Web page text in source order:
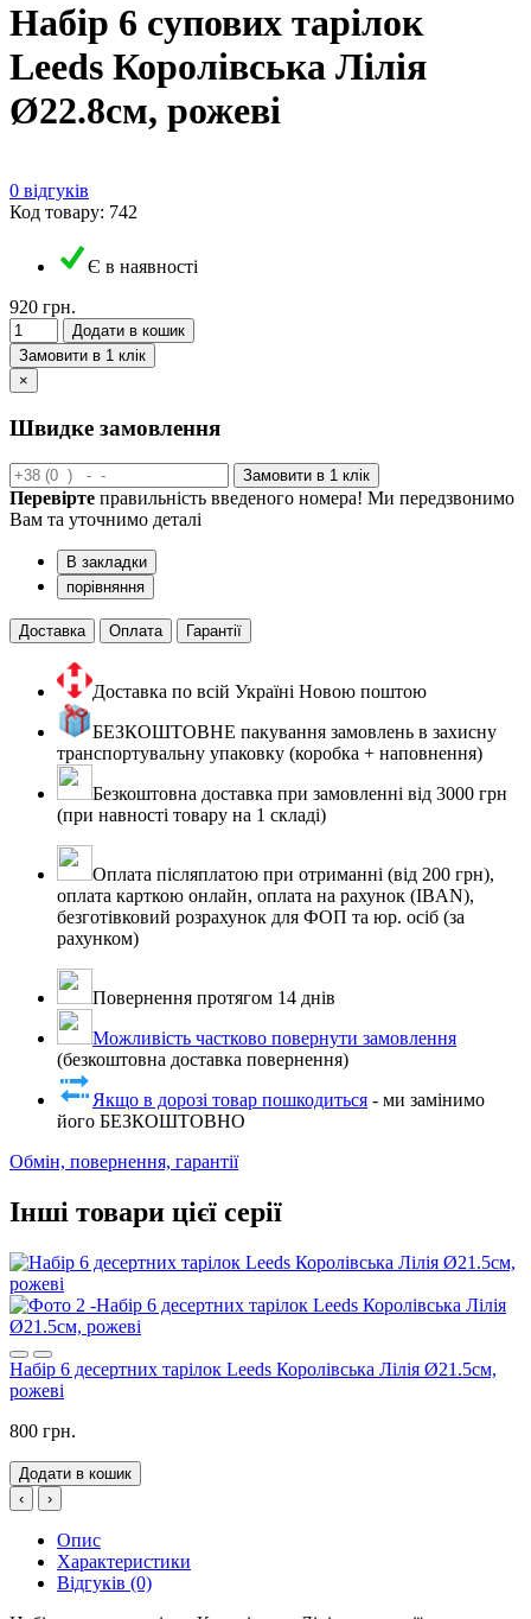
Набір 6 супових тарілок
Leeds Королівська Лілія
Ø22.8см, рожеві
0 відгуків
Код товару: 742
Є в наявності
920 грн.
Додати в кошик
Замовити в 1 клік
×
Швидке замовлення
Замовити в 1 клік
Перевірте правильність введеного номера! Ми передзвонимо
Вам та уточнимо деталі
В закладки
порівняння
Доставка Оплата Гарантії
Доставка по всій Україні Новою поштою
БЕЗКОШТОВНЕ пакування замовлень в захисну
транспортувальну упаковку (коробка + наповнення)
Безкоштовна доставка при замовленні від 3000 грн
(при навності товару на 1 складі)
Оплата післяплатою при отриманні (від 200 грн),
оплата карткою онлайн, оплата на рахунок (IBAN),
безготівковий розрахунок для ФОП та юр. осіб (за
рахунком)
Повернення протягом 14 днів
Можливість частково повернути замовлення
(безкоштовна доставка повернення)
Якщо в дорозі товар пошкодиться - ми замінимо
його БЕЗКОШТОВНО
Обмін, повернення, гарантії
Інші товари цієї серії
Набір 6 десертних тарілок Leeds Королівська Лілія Ø21.5см,
рожеві
800 грн.
Додати в кошик
‹
›
Опис
Характеристики
Відгуків (0)